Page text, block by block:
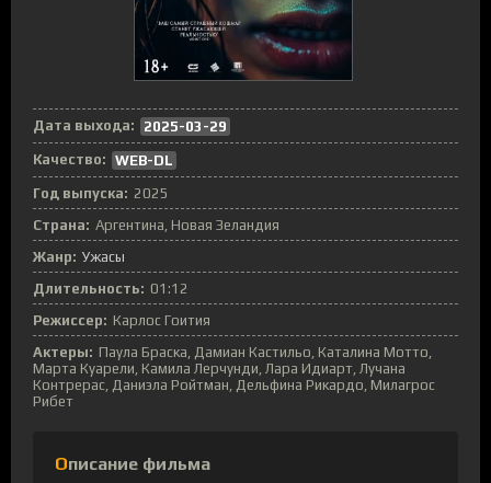
Дата выхода:
2025-03-29
Качество: WEB-DL
Год выпуска: 2025
Страна: Аргентина, Новая Зеландия
Жанр: Ужасы
Длительность: 01:12
Режиссер: Карлос Гоития
Актеры: Паула Браска, Дамиан Кастильо, Каталина Мотто,
Марта Куарели, Камила Лерчунди, Лара Идиарт, Лучана
Контрерас, Даниэла Ройтман, Дельфина Рикардо, Милагрос
Рибет
Описание фильма